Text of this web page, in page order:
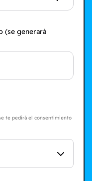
(se generará
te pedirá el consentimiento